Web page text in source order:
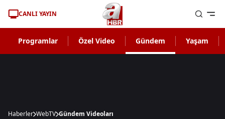
CANLI YAYIN
Programlar Özel Video Gündem Yaşam
Haberler WebTV Gündem Videoları